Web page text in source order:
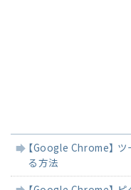
連
事
【Google Chrome】
る方法